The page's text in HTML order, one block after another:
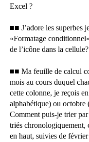
Excel ?
■■ J’adore les superbes
«Formatage
de l’icône dans la cellule?
■■ Ma feuille de calcul
mois au cours duquel
cette colonne, je reçois
alphabétique) ou octobre
Comment puis-je trier
triés chronologiquement,
en haut, suivies de